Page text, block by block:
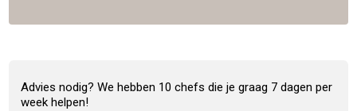
Advies nodig? We hebben 10 chefs die je graag 7 dagen per
week helpen!